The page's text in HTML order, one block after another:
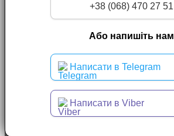
+38 (068) 470 27 51
Або напишіть нам
Написати в Telegram
Написати в Viber